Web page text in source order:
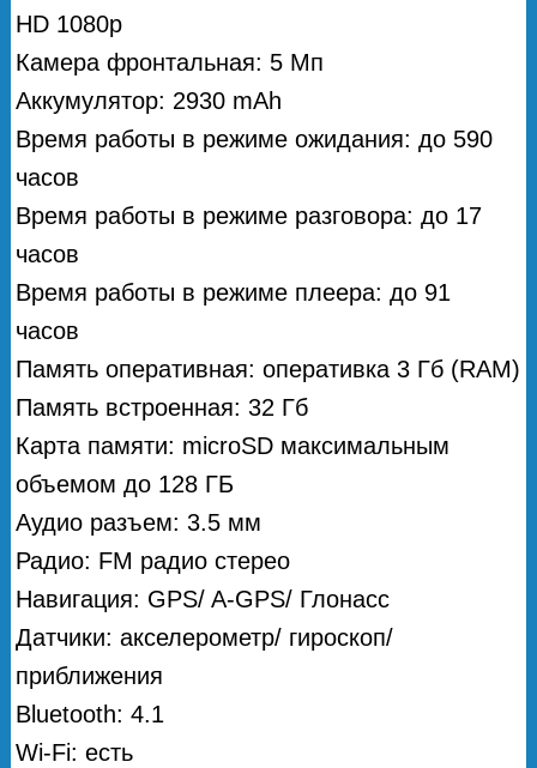
HD 1080p
Камера фронтальная: 5 Мп
Аккумулятор: 2930 mAh
Время работы в режиме ожидания: до 590
часов
Время работы в режиме разговора: до 17
часов
Время работы в режиме плеера: до 91
часов
Память оперативная: оперативка 3 Гб (RAM)
Память встроенная: 32 Гб
Карта памяти: microSD максимальным
объемом до 128 ГБ
Аудио разъем: 3.5 мм
Радио: FM радио стерео
Навигация: GPS/ A-GPS/ Глонасс
Датчики: акселерометр/ гироскоп/
приближения
Bluetooth: 4.1
Wi-Fi: есть